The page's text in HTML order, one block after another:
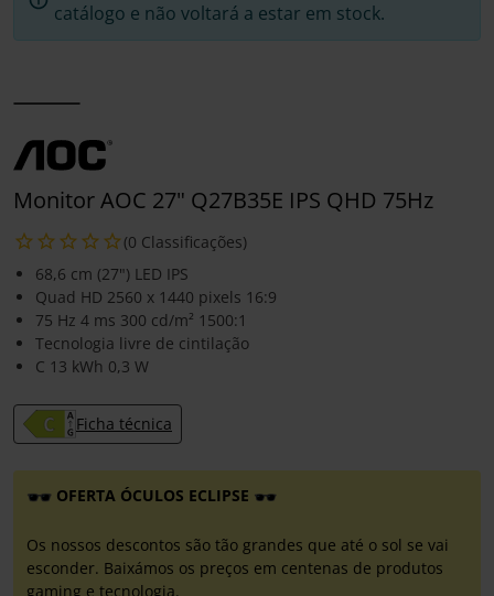
catálogo e não voltará a estar em stock.
Monitor AOC 27" Q27B35E IPS QHD 75Hz
(0 Classificações)
68,6 cm (27") LED IPS
Quad HD 2560 x 1440 pixels 16:9
75 Hz 4 ms 300 cd/m² 1500:1
Tecnologia livre de cintilação
C 13 kWh 0,3 W
Ficha técnica
OFERTA ÓCULOS ECLIPSE
Os nossos descontos são tão grandes que até o sol se vai
esconder. Baixámos os preços em centenas de produtos
gaming e tecnologia.